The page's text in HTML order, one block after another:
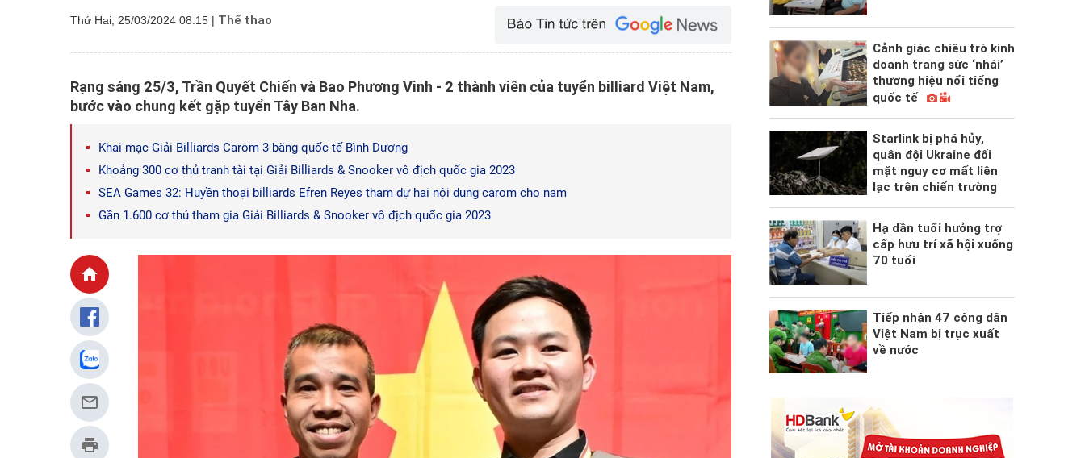
Thứ Hai, 25/03/2024 08:15 | Thể thao
Rạng sáng 25/3, Trần Quyết Chiến và Bao Phương Vinh - 2 thành viên của tuyển billiard Việt Nam,
bước vào chung kết gặp tuyển Tây Ban Nha.
Khai mạc Giải Billiards Carom 3 băng quốc tế Bình Dương
Khoảng 300 cơ thủ tranh tài tại Giải Billiards & Snooker vô địch quốc gia 2023
SEA Games 32: Huyền thoại billiards Efren Reyes tham dự hai nội dung carom cho nam
Gần 1.600 cơ thủ tham gia Giải Billiards & Snooker vô địch quốc gia 2023
Cảnh giác chiêu trò kinh
doanh trang sức ‘nhái’
thương hiệu nổi tiếng
quốc tế
Starlink bị phá hủy,
quân đội Ukraine đối
mặt nguy cơ mất liên
lạc trên chiến trường
Hạ dần tuổi hưởng trợ
cấp hưu trí xã hội xuống
70 tuổi
Tiếp nhận 47 công dân
Việt Nam bị trục xuất
về nước